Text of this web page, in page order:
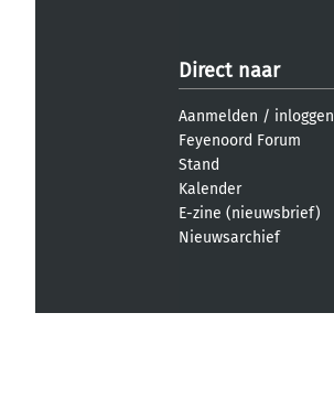
Direct naar
Aanmelden / inloggen
Feyenoord Forum
Stand
Kalender
E-zine (nieuwsbrief)
Nieuwsarchief